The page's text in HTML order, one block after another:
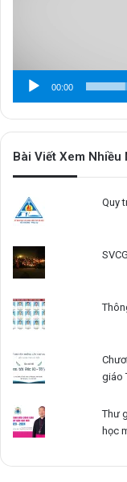
00:00
Bài Viết Xem Nhiều
Quy
giáo
Thư
học